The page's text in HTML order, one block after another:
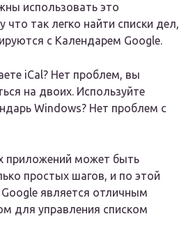
использовать это
так легко найти списки дел,
с Календарем Google.
iCal? Нет проблем, вы
на двоих. Используйте
Windows? Нет проблем с
приложений может быть
простых шагов, и по этой
является отличным
для управления списком